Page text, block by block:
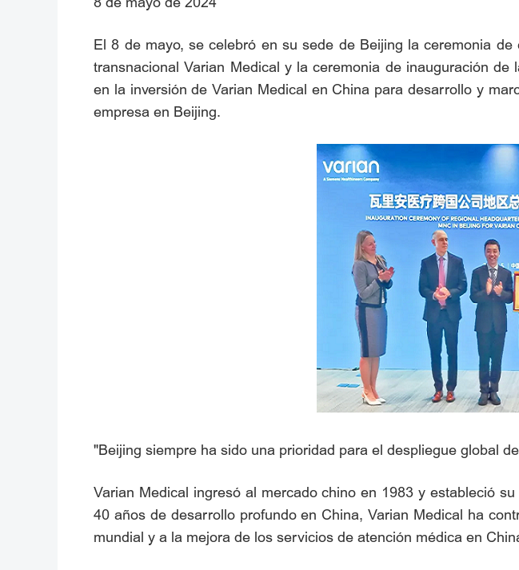
El 8 de mayo, se celebró en su sede de Beijing la ceremonia
transnacional Varian Medical y la ceremonia de inauguración
en la inversión de Varian Medical en China para desarrollo y
empresa en Beijing.
"Beijing siempre ha sido una prioridad para el despliegue global
Varian Medical ingresó al mercado chino en 1983 y estableció
40 años de desarrollo profundo en China, Varian Medical ha
mundial y a la mejora de los servicios de atención médica en